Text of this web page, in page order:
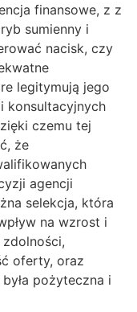
finansowe, z z
sumienny i
nacisk, czy
legitymują jego
konsultacyjnych
czemu tej
że
agencji
selekcja, która
na wzrost i
oferty, oraz
pożyteczna i